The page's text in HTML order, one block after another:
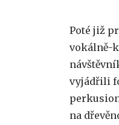
Poté již
vokálně-
vyjádřili
na